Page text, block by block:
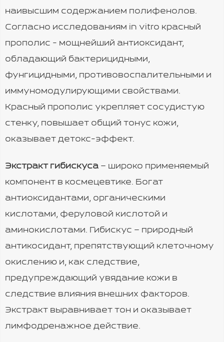
наивысшим содержанием полифенолов.
Согласно исследованиям in vitro красный
прополис - мощнейший антиоксидант,
обладающий бактерицидными,
фунгицидными, противовоспалительными и
иммуномодулирующими свойствами.
Красный прополис укрепляет сосудистую
стенку, повышает общий тонус кожи,
оказывает детокс-эффект.
Экстракт гибискуса – широко применяемый
компонент в космецевтике. Богат
антиоксидантами, органическими
кислотами, феруловой кислотой и
аминокислотами. Гибискус – природный
антикосидант, препятствующий клеточному
окислению и, как следствие,
предупреждающий увядание кожи в
следствие влияния внешних факторов.
Экстракт выравнивает тон и оказывает
лимфодренажное действие.